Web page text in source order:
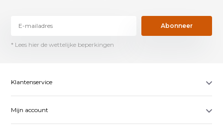
Abonneer
* Lees hier de wettelijke beperkingen
Klantenservice
Mijn account